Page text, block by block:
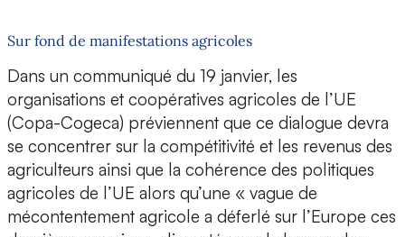
Sur fond de manifestations agricoles
Dans un communiqué du 19 janvier, les
organisations et coopératives agricoles de l’UE
(Copa-Cogeca) préviennent que ce dialogue devra
se concentrer sur la compétitivité et les revenus des
agriculteurs ainsi que la cohérence des politiques
agricoles de l’UE alors qu’une « vague de
mécontentement agricole a déferlé sur l’Europe ces